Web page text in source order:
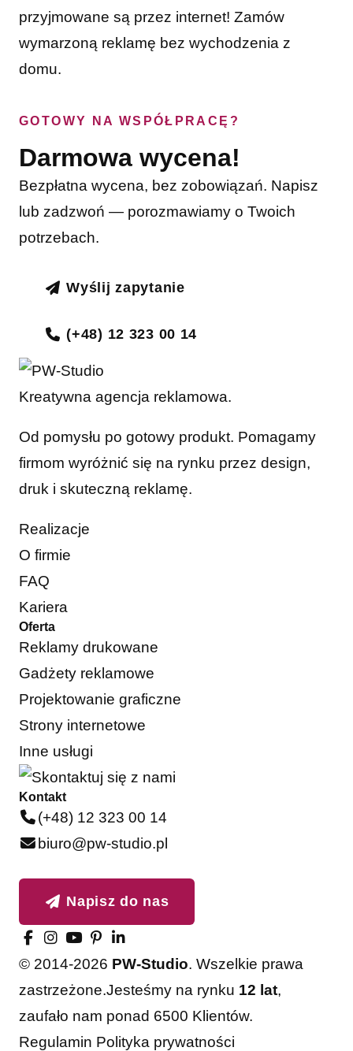
przyjmowane są przez internet! Zamów
wymarzoną reklamę bez wychodzenia z
domu.
GOTOWY NA WSPÓŁPRACĘ?
Darmowa wycena!
Bezpłatna wycena, bez zobowiązań. Napisz
lub zadzwoń — porozmawiamy o Twoich
potrzebach.
Wyślij zapytanie
(+48) 12 323 00 14
Kreatywna agencja reklamowa.
Od pomysłu po gotowy produkt. Pomagamy
firmom wyróżnić się na rynku przez design,
druk i skuteczną reklamę.
Realizacje
O firmie
FAQ
Kariera
Oferta
Reklamy drukowane
Gadżety reklamowe
Projektowanie graficzne
Strony internetowe
Inne usługi
Kontakt
(+48) 12 323 00 14
biuro@pw-studio.pl
Napisz do nas
© 2014-2026 PW-Studio. Wszelkie prawa
zastrzeżone.Jesteśmy na rynku 12 lat,
zaufało nam ponad 6500 Klientów.
Regulamin Polityka prywatności
Akceptuję Odrzucam